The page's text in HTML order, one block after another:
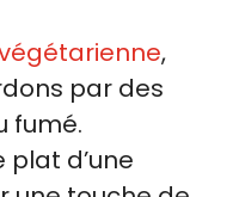
,
par des
fumé.
d’une